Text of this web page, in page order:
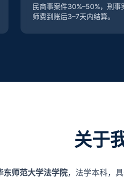
民商事案件30%–50%，刑
师费到账后3–7天内结算。
关于
东师范大学法学院，法学本科，